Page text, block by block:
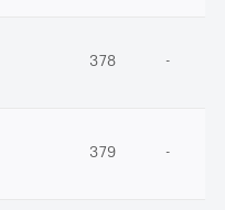
378 -
379 -